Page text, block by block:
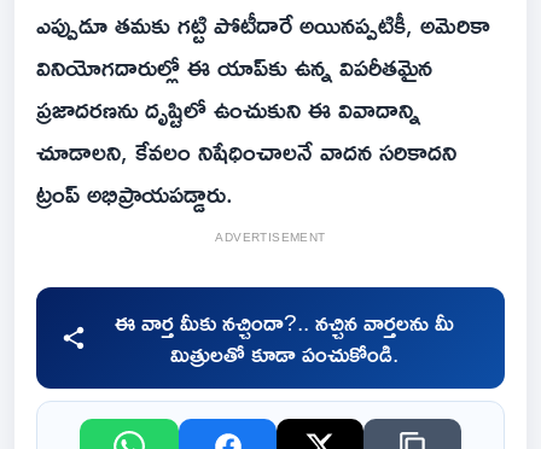
ఎప్పుడూ తమకు గట్టి పోటీదారే అయినప్పటికీ, అమెరికా
వినియోగదారుల్లో ఈ యాప్‌కు ఉన్న విపరీతమైన
ప్రజాదరణను దృష్టిలో ఉంచుకుని ఈ వివాదాన్ని
చూడాలని, కేవలం నిషేధించాలనే వాదన సరికాదని
ట్రంప్ అభిప్రాయపడ్డారు.
ADVERTISEMENT
ఈ వార్త మీకు నచ్చిందా?.. నచ్చిన వార్తలను మీ
మిత్రులతో కూడా పంచుకోండి.